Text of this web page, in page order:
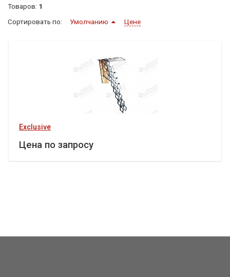
Товаров: 1
Сортировать по:
Умолчанию Цене
Exclusive
Цена по запросу